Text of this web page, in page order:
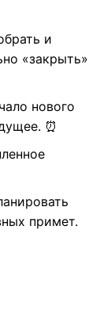
и
«закрыть»
нового
⏰
примет.